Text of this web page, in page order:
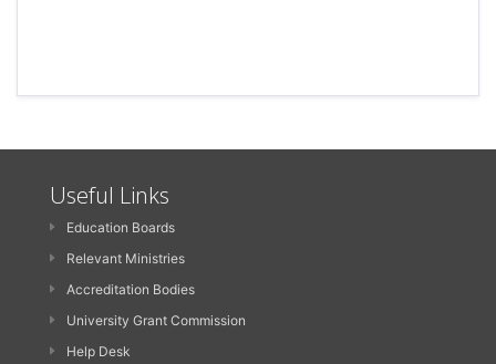
Useful Links
Education Boards
Relevant Ministries
Accreditation Bodies
University Grant Commission
Help Desk